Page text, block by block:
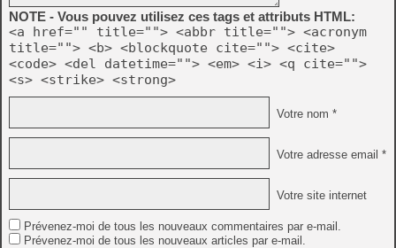
NOTE - Vous pouvez utilisez ces tags et attributs HTML:
<a href="" title=""> <abbr title=""> <acronym
title=""> <b> <blockquote cite=""> <cite>
<code> <del datetime=""> <em> <i> <q cite="">
<s> <strike> <strong>
Votre nom *
Votre adresse email *
Votre site internet
Prévenez-moi de tous les nouveaux commentaires par e-mail.
Prévenez-moi de tous les nouveaux articles par e-mail.